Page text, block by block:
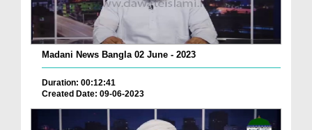
Madani News Bangla 02 June - 2023
Duration: 00:12:41
Created Date: 09-06-2023